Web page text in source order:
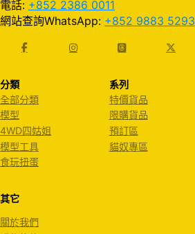
電話: +852 2386 0011
網站查詢WhatsApp: +852 9883 5293
分類
全部分類
模型
4WD四姑姐
模型工具
食玩扭蛋
系列
特價貨品
限購貨品
預訂區
貓奴專區
其它
關於我們